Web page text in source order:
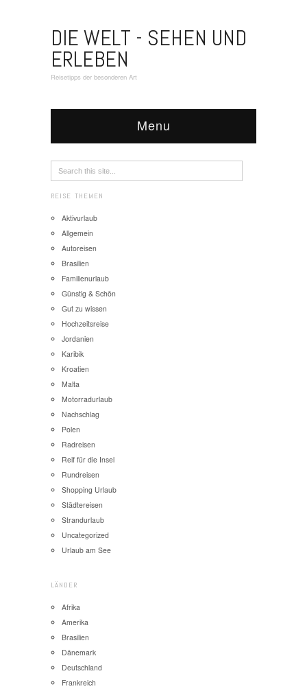
DIE WELT - SEHEN UND
ERLEBEN
Reisetipps der besonderen Art
Menu
REISE THEMEN
Aktivurlaub
Allgemein
Autoreisen
Brasilien
Familienurlaub
Günstig & Schön
Gut zu wissen
Hochzeitsreise
Jordanien
Karibik
Kroatien
Malta
Motorradurlaub
Nachschlag
Polen
Radreisen
Reif für die Insel
Rundreisen
Shopping Urlaub
Städtereisen
Strandurlaub
Uncategorized
Urlaub am See
LÄNDER
Afrika
Amerika
Brasilien
Dänemark
Deutschland
Frankreich